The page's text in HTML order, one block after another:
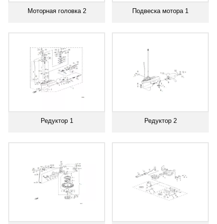
Моторная головка 2 Подвеска мотора 1
Редуктор 1 Редуктор 2